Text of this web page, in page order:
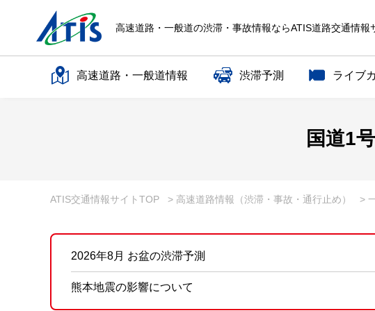
高速道路・一般道の渋滞・事故情報ならATIS道路交通情報
高速道路・一般道情報 渋滞予測 ライブ
国道1
ATIS交通情報サイトTOP > 高速道路情報（渋滞・事故・通行止め） >
2026年8月 お盆の渋滞予測
熊本地震の影響について